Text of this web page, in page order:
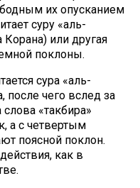
их опусканием
суру «аль-
Корана) или другая
поклоны.
сура «аль-
после чего вслед за
«такбира»
а с четвертым
поясной поклон.
как в